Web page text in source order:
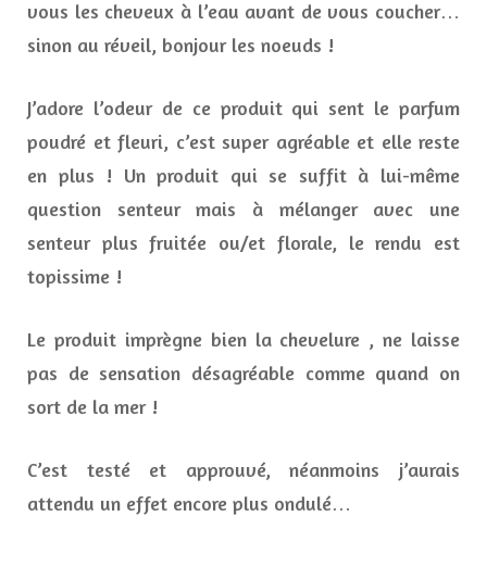
vous les cheveux à l’eau avant de vous coucher…
sinon au réveil, bonjour les noeuds !
J’adore l’odeur de ce produit qui sent le parfum
poudré et fleuri, c’est super agréable et elle reste
en plus ! Un produit qui se suffit à lui-même
question senteur mais à mélanger avec une
senteur plus fruitée ou/et florale, le rendu est
topissime !
Le produit imprègne bien la chevelure , ne laisse
pas de sensation désagréable comme quand on
sort de la mer !
C’est testé et approuvé, néanmoins j’aurais
attendu un effet encore plus ondulé…